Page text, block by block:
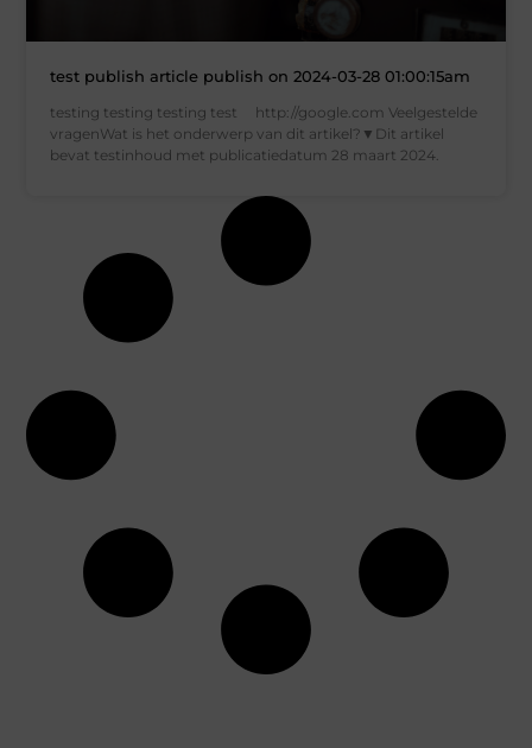
test publish article publish on 2024-03-28 01:00:15am
testing testing testing test http://google.com Veelgestelde
vragenWat is het onderwerp van dit artikel?▼Dit artikel
bevat testinhoud met publicatiedatum 28 maart 2024.